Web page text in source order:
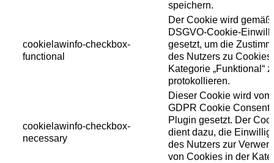
speichern.
cookielawinfo-checkbox-
functional
Der Cookie wird gemäß
DSGVO-Cookie-
gesetzt, um die
des Nutzers zu Cookies
Kategorie „Funktional“
protokollieren.
cookielawinfo-checkbox-
necessary
Dieser Cookie wird vom
GDPR Cookie Consent
Plugin gesetzt. Der
dient dazu, die
des Nutzers zur
von Cookies in der